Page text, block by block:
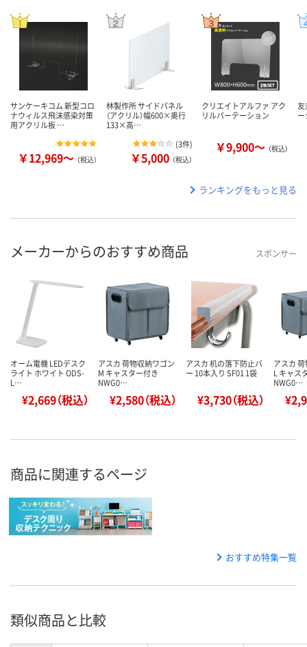
サンケーキコム 新型コロ
ナウィルス飛沫感染対策
用アクリル板 …
￥12,969～ （税込）
林製作所 サイドパネル
（アクリル）幅600×奥行
133×高…
(3件)
￥5,000 （税込）
クリエイトアルファ アク
リルパーテーション
￥9,900～ （税込）
友
ランキングをもっと見る
メーカーからのおすすめ商品 スポンサー
オーム電機 LEDデスク
ライト ホワイト ODS-
L…
¥2,669（税込）
アスカ 荷物収納ワゴン
M キャスター付き
NWG0…
¥2,580（税込）
アスカ 机の落下防止バ
ー 10本入り SF01 1袋
¥3,730（税込）
アスカ
L キャス
NWG0…
商品に関連するページ
おすすめ特集一覧
類似商品と比較